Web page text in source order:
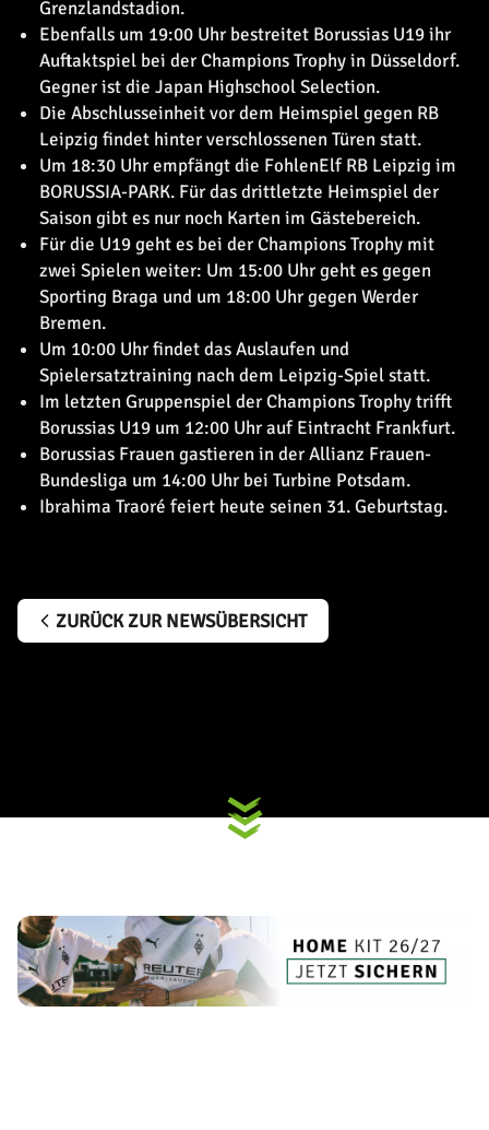
Grenzlandstadion.
Ebenfalls um 19:00 Uhr bestreitet Borussias U19 ihr
Auftaktspiel bei der Champions Trophy in Düsseldorf.
Gegner ist die Japan Highschool Selection.
Die Abschlusseinheit vor dem Heimspiel gegen RB
Leipzig findet hinter verschlossenen Türen statt.
Um 18:30 Uhr empfängt die FohlenElf RB Leipzig im
BORUSSIA-PARK. Für das drittletzte Heimspiel der
Saison gibt es nur noch Karten im Gästebereich.
Für die U19 geht es bei der Champions Trophy mit
zwei Spielen weiter: Um 15:00 Uhr geht es gegen
Sporting Braga und um 18:00 Uhr gegen Werder
Bremen.
Um 10:00 Uhr findet das Auslaufen und
Spielersatztraining nach dem Leipzig-Spiel statt.
Im letzten Gruppenspiel der Champions Trophy trifft
Borussias U19 um 12:00 Uhr auf Eintracht Frankfurt.
Borussias Frauen gastieren in der Allianz Frauen-
Bundesliga um 14:00 Uhr bei Turbine Potsdam.
Ibrahima Traoré feiert heute seinen 31. Geburtstag.
ZURÜCK ZUR NEWSÜBERSICHT